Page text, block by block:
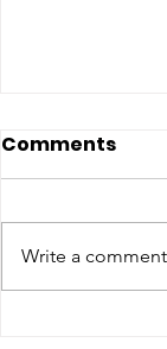
Comments
Write a